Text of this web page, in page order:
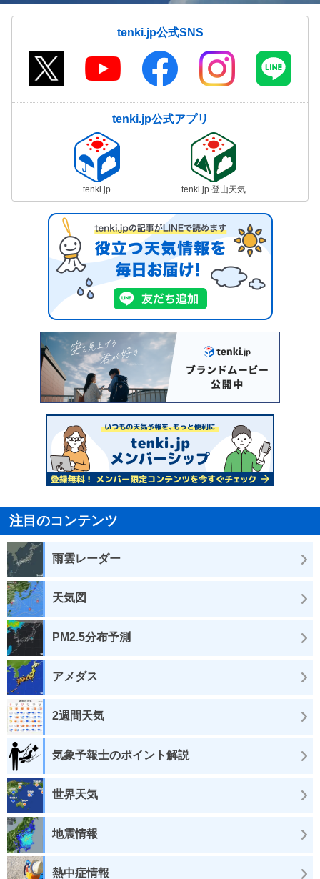
tenki.jp公式SNS
tenki.jp公式アプリ
tenki.jp tenki.jp 登山天気
注目のコンテンツ
雨雲レーダー
天気図
PM2.5分布予測
アメダス
2週間天気
気象予報士のポイント解説
世界天気
地震情報
熱中症情報